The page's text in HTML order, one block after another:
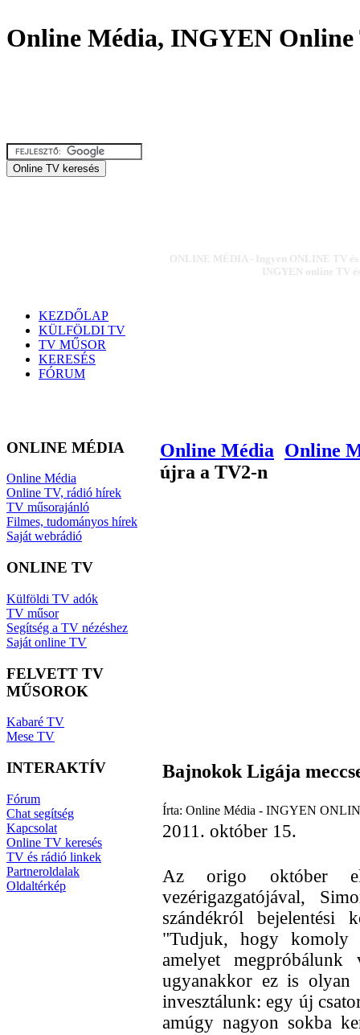
Online Média, INGYEN Online
ONLINE MÉDIA - Ingyen ONLINE TV
INGYEN online TV
KEZDŐLAP
KÜLFÖLDI TV
TV MŰSOR
KERESÉS
FÓRUM
ONLINE MÉDIA
Online Média
Online TV, rádió hírek
TV műsorajánló
Filmes, tudományos hírek
Saját webrádió
ONLINE TV
Külföldi TV adók
TV műsor
Segítség a TV nézéshez
Saját online TV
FELVETT TV
MŰSOROK
Kabaré TV
Mese TV
INTERAKTÍV
Fórum
Chat segítség
Kapcsolat
Online TV keresés
TV és rádió linkek
Partneroldalak
Oldaltérkép
Online Média Online
újra a TV2-n
Bajnokok Ligája
Írta: Online Média - INGYEN
2011. október 15.
Az origo október
vezérigazgatójával,
szándékról bejelentési
"Tudjuk, hogy komoly
amelyet
ugyanakkor ez is olyan
invesztálunk: egy új
amúgy nagyon sokba